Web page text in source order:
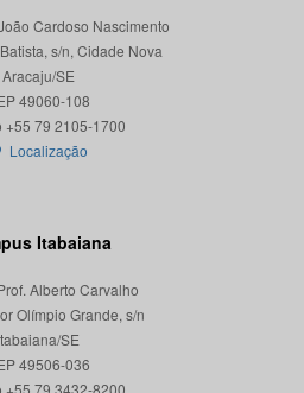
Cardoso Nascimento
s/n, Cidade Nova
Aracaju/SE
49060-108
Localização
Itabaiana
Alberto Carvalho
Olímpio Grande, s/n
SE
49506-036